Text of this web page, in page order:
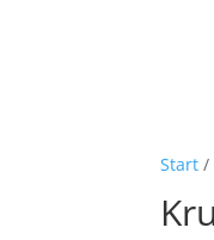
Start /